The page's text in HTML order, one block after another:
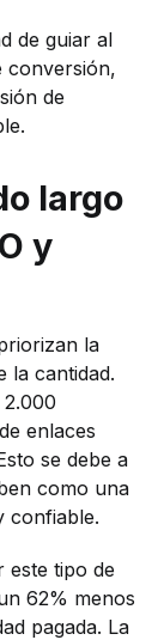
de guiar al
conversión,
de
largo
y
la
la cantidad.
enlaces
se debe a
como una
confiable.
este tipo de
62% menos
pagada. La